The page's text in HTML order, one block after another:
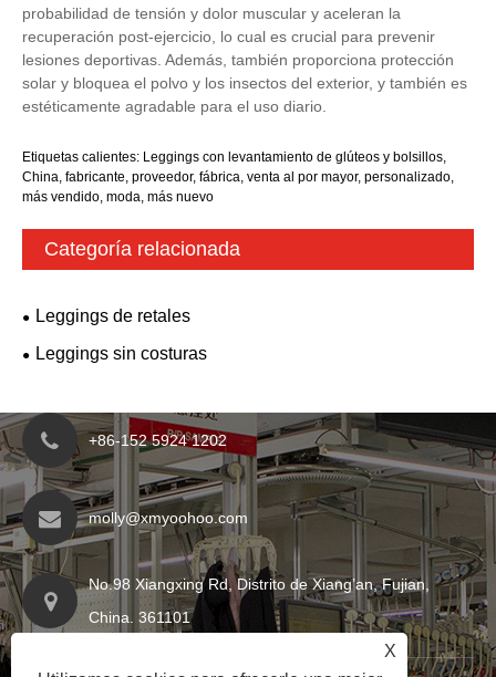
probabilidad de tensión y dolor muscular y aceleran la
recuperación post-ejercicio, lo cual es crucial para prevenir
lesiones deportivas. Además, también proporciona protección
solar y bloquea el polvo y los insectos del exterior, y también es
estéticamente agradable para el uso diario.
Etiquetas calientes: Leggings con levantamiento de glúteos y bolsillos,
China, fabricante, proveedor, fábrica, venta al por mayor, personalizado,
más vendido, moda, más nuevo
Categoría relacionada
Leggings de retales
Leggings sin costuras
+86-152 5924 1202
molly@xmyoohoo.com
No.98 Xiangxing Rd, Distrito de Xiang’an, Fujian,
China. 361101
X